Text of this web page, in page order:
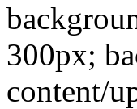
300px;
content/